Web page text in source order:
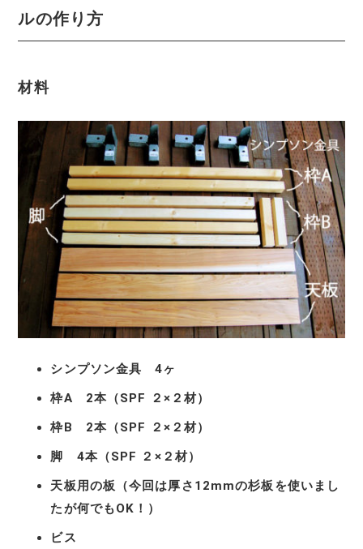
ルの作り方
材料
シンプソン金具 4ヶ
枠A 2本（SPF ２×２材）
枠B 2本（SPF ２×２材）
脚 4本（SPF ２×２材）
天板用の板（今回は厚さ12mmの杉板を使いまし
たが何でもOK！）
ビス